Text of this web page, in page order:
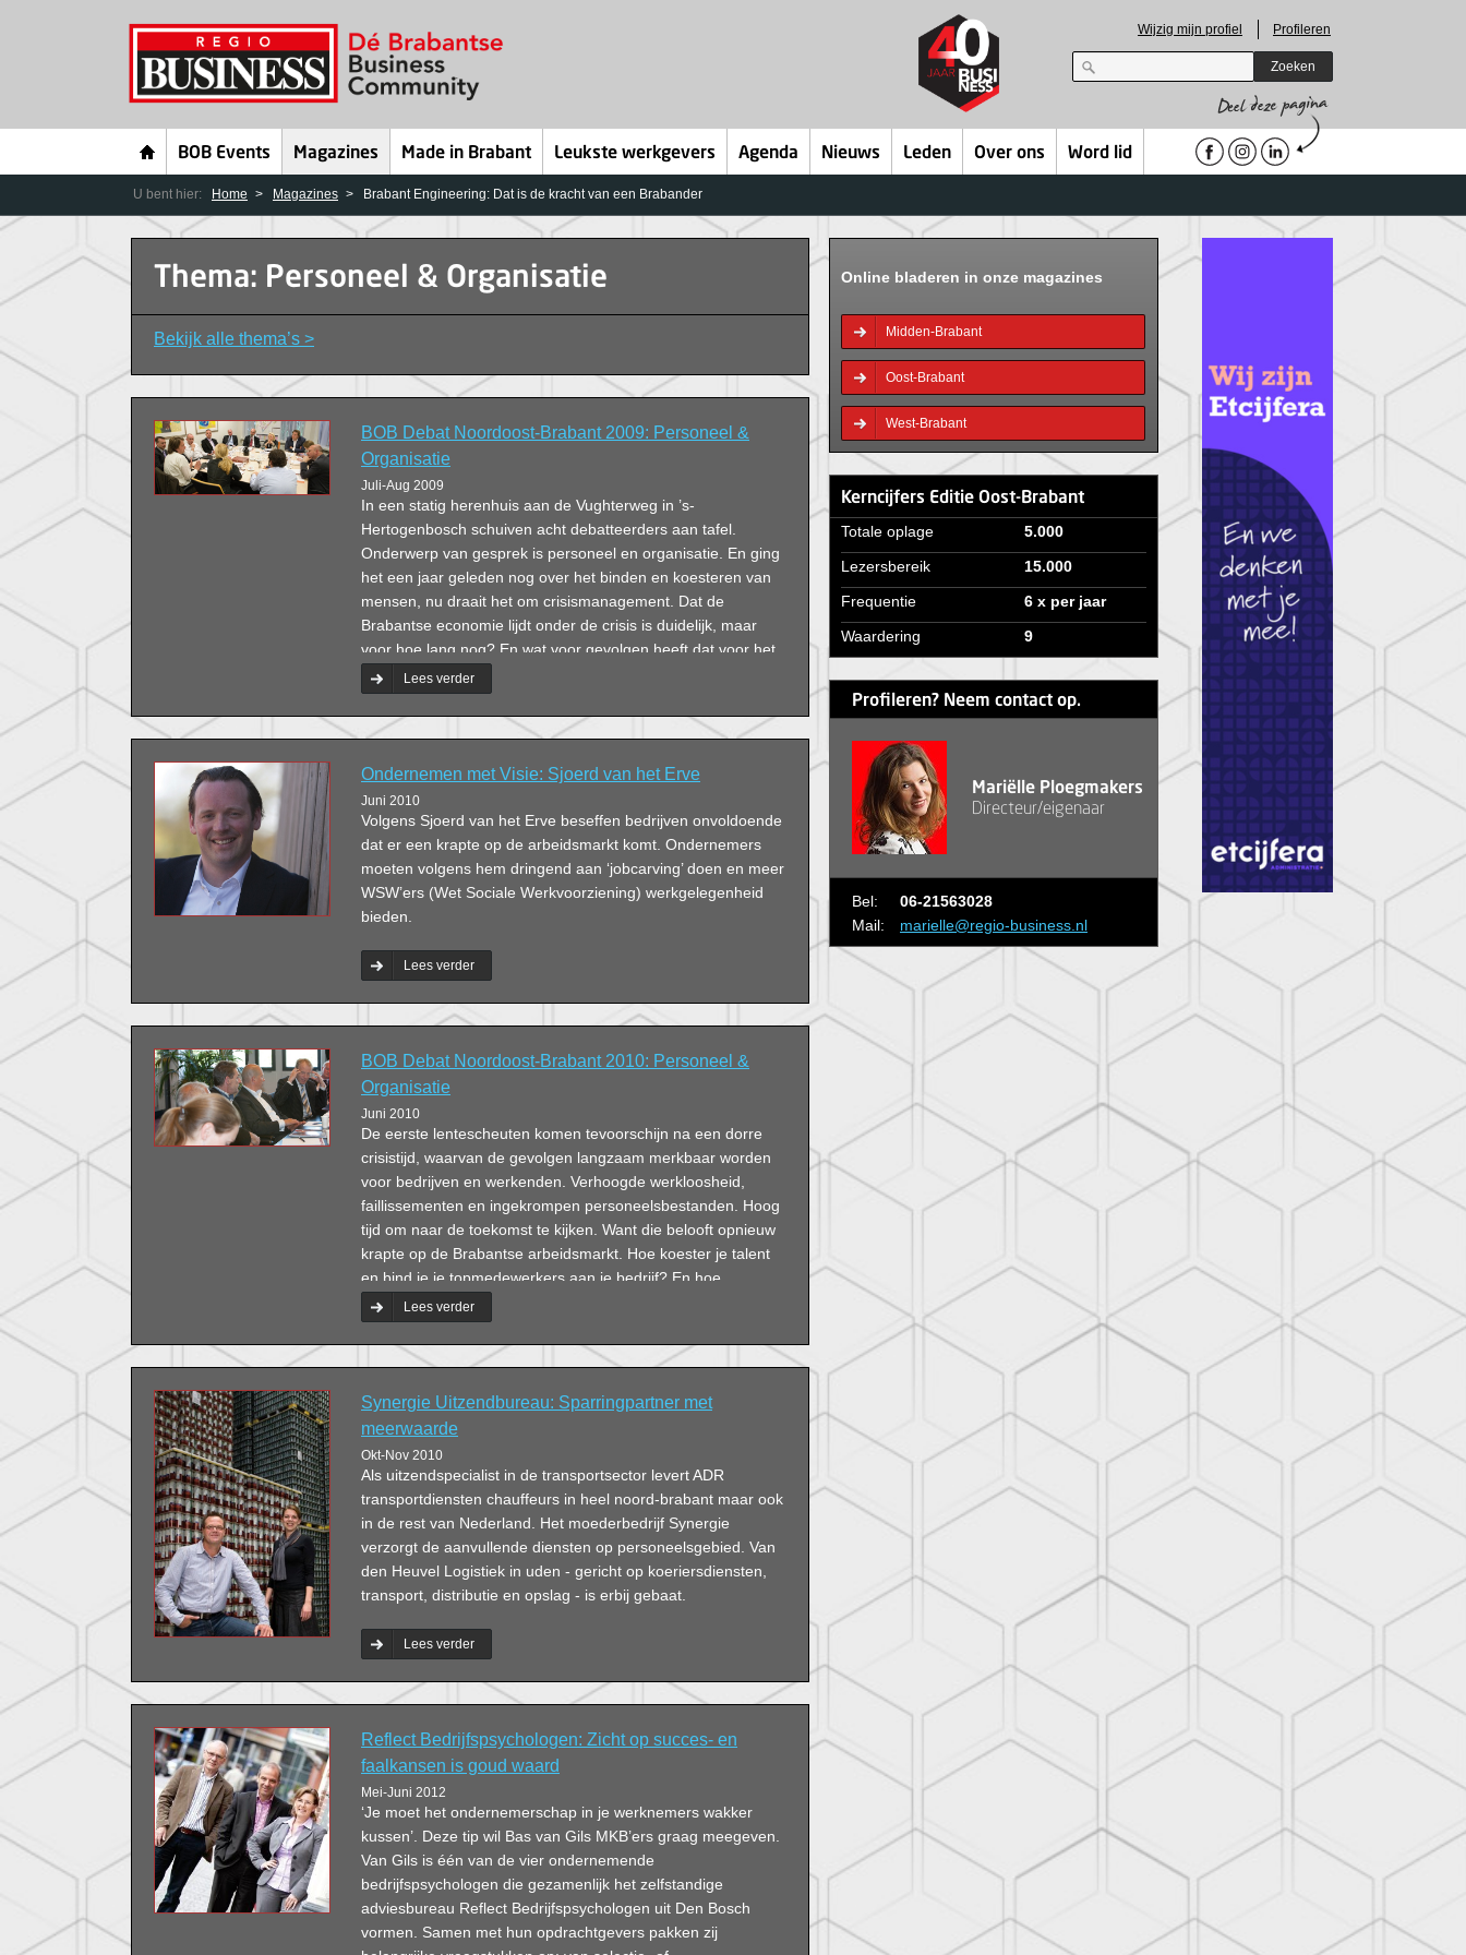
Wijzig mijn profiel Profileren
Zoeken
BOB Events Magazines Made in Brabant Leukste werkgevers Agenda Nieuws Leden Over ons Word lid
U bent hier: Home Magazines Brabant Engineering: Dat is de kracht van een Brabander
Thema: Personeel & Organisatie
Bekijk alle thema’s >
BOB Debat Noordoost-Brabant 2009: Personeel &
Organisatie
Juli-Aug 2009
In een statig herenhuis aan de Vughterweg in ’s-
Hertogenbosch schuiven acht debatteerders aan tafel.
Onderwerp van gesprek is personeel en organisatie. En ging
het een jaar geleden nog over het binden en koesteren van
mensen, nu draait het om crisismanagement. Dat de
Brabantse economie lijdt onder de crisis is duidelijk, maar
voor hoe lang nog? En wat voor gevolgen heeft dat voor het
personeelbeleid?
Lees verder
Ondernemen met Visie: Sjoerd van het Erve
Juni 2010
Volgens Sjoerd van het Erve beseffen bedrijven onvoldoende
dat er een krapte op de arbeidsmarkt komt. Ondernemers
moeten volgens hem dringend aan ‘jobcarving’ doen en meer
WSW’ers (Wet Sociale Werkvoorziening) werkgelegenheid
bieden.
Lees verder
BOB Debat Noordoost-Brabant 2010: Personeel &
Organisatie
Juni 2010
De eerste lentescheuten komen tevoorschijn na een dorre
crisistijd, waarvan de gevolgen langzaam merkbaar worden
voor bedrijven en werkenden. Verhoogde werkloosheid,
faillissementen en ingekrompen personeelsbestanden. Hoog
tijd om naar de toekomst te kijken. Want die belooft opnieuw
krapte op de Brabantse arbeidsmarkt. Hoe koester je talent
en bind je je topmedewerkers aan je bedrijf? En hoe
belangrijk is passie? ‘Werk moet vooral leuk zijn’.
Lees verder
Synergie Uitzendbureau: Sparringpartner met
meerwaarde
Okt-Nov 2010
Als uitzendspecialist in de transportsector levert ADR
transportdiensten chauffeurs in heel noord-brabant maar ook
in de rest van Nederland. Het moederbedrijf Synergie
verzorgt de aanvullende diensten op personeelsgebied. Van
den Heuvel Logistiek in uden - gericht op koeriersdiensten,
transport, distributie en opslag - is erbij gebaat.
Lees verder
Reflect Bedrijfspsychologen: Zicht op succes- en
faalkansen is goud waard
Mei-Juni 2012
‘Je moet het ondernemerschap in je werknemers wakker
kussen’. Deze tip wil Bas van Gils MKB’ers graag meegeven.
Van Gils is één van de vier ondernemende
bedrijfspsychologen die gezamenlijk het zelfstandige
adviesbureau Reflect Bedrijfspsychologen uit Den Bosch
vormen. Samen met hun opdrachtgevers pakken zij
Online bladeren in onze magazines
Midden-Brabant
Oost-Brabant
West-Brabant
Kerncijfers Editie Oost-Brabant
Totale oplage
5.000
Lezersbereik
15.000
Frequentie
6 x per jaar
Waardering
9
Profileren? Neem contact op.
Mariëlle Ploegmakers
Directeur/eigenaar
Bel:
06-21563028
Mail:
marielle@regio-business.nl